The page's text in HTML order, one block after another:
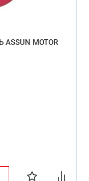
MOTOR